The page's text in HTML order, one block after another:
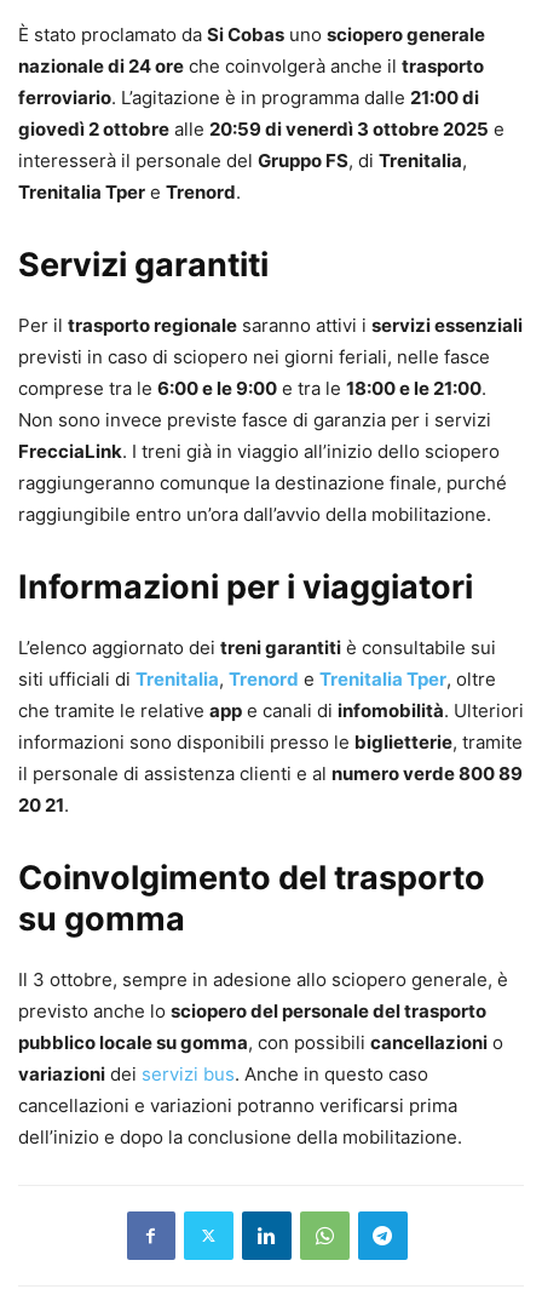
È stato proclamato da Si Cobas uno sciopero generale
nazionale di 24 ore che coinvolgerà anche il trasporto
ferroviario. L’agitazione è in programma dalle 21:00 di
giovedì 2 ottobre alle 20:59 di venerdì 3 ottobre 2025 e
interesserà il personale del Gruppo FS, di Trenitalia,
Trenitalia Tper e Trenord.
Servizi garantiti
Per il trasporto regionale saranno attivi i servizi essenziali
previsti in caso di sciopero nei giorni feriali, nelle fasce
comprese tra le 6:00 e le 9:00 e tra le 18:00 e le 21:00.
Non sono invece previste fasce di garanzia per i servizi
FrecciaLink. I treni già in viaggio all’inizio dello sciopero
raggiungeranno comunque la destinazione finale, purché
raggiungibile entro un’ora dall’avvio della mobilitazione.
Informazioni per i viaggiatori
L’elenco aggiornato dei treni garantiti è consultabile sui
siti ufficiali di Trenitalia, Trenord e Trenitalia Tper, oltre
che tramite le relative app e canali di infomobilità. Ulteriori
informazioni sono disponibili presso le biglietterie, tramite
il personale di assistenza clienti e al numero verde 800 89
20 21.
Coinvolgimento del trasporto
su gomma
Il 3 ottobre, sempre in adesione allo sciopero generale, è
previsto anche lo sciopero del personale del trasporto
pubblico locale su gomma, con possibili cancellazioni o
variazioni dei servizi bus. Anche in questo caso
cancellazioni e variazioni potranno verificarsi prima
dell’inizio e dopo la conclusione della mobilitazione.